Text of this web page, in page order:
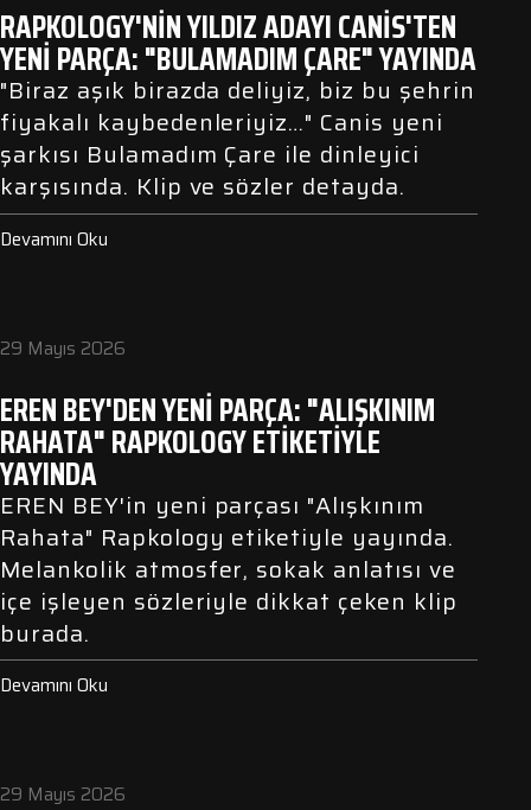
RAPKOLOGY'NIN YILDIZ ADAYI CANIS'TEN
YENI PARÇA: "BULAMADIM ÇARE" YAYINDA
"Biraz aşık birazda deliyiz, biz bu şehrin
fiyakalı kaybedenleriyiz…" Canis yeni
şarkısı Bulamadım Çare ile dinleyici
karşısında. Klip ve sözler detayda.
Devamını Oku
29 Mayıs 2026
EREN BEY'DEN YENI PARÇA: "ALIŞKINIM
RAHATA" RAPKOLOGY ETIKETIYLE
YAYINDA
EREN BEY'in yeni parçası "Alışkınım
Rahata" Rapkology etiketiyle yayında.
Melankolik atmosfer, sokak anlatısı ve
içe işleyen sözleriyle dikkat çeken klip
burada.
Devamını Oku
29 Mayıs 2026